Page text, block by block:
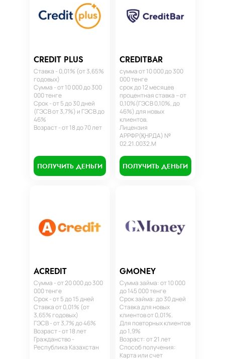
CREDIT PLUS
Ставка - 0,01% (от 3,65%
годовых)
Сумма - от 10 000 до 300
000 тенге
Срок - от 5 до 30 дней
(ГЭСВ от 3,7%) и ГЭСВ до
46%
Возраст - от 18 до 70 лет
ПОЛУЧИТЬ ДЕНЬГИ
CREDITBAR
сумма от 10 000 до 300
000 тенге
срок до 12 месяцев
процентная ставка – от
0,10%(ГЭСВ 0,10%, до
46%) для новых
клиентов.
Лицензия
АРРФР(ҚНРДА) №
02.21.0032.М
ПОЛУЧИТЬ ДЕНЬГИ
ACREDIT
Сумма - от 20 000 до 300
000 тенге
Срок - от 5 до 15 дней
Ставка от 0,01% (от
3,65% годовых)
ГЭСВ - от 3,7% до 46%
Возраст - от 18 лет
Гражданство -
Республика Казахстан
GMONEY
Сумма займа: от 10 000
до 145 000 тенге
Срок займа: до 30 дней
Ставка для новых
клиентов от 0,01%.
Для повторных клиентов
до 1,9%
Возраст: от 21 лет
Способ получения:
Карта или счет